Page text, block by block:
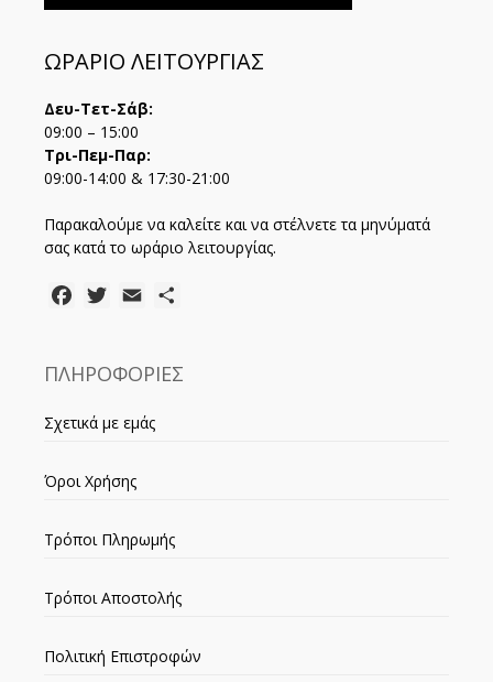
ΩΡΑΡΙΟ ΛΕΙΤΟΥΡΓΙΑΣ
Δευ-Τετ-Σάβ:
09:00 – 15:00
Τρι-Πεμ-Παρ:
09:00-14:00 & 17:30-21:00
Παρακαλούμε να καλείτε και να στέλνετε τα μηνύματά
σας κατά το ωράριο λειτουργίας.
FacebookTwitter
Email
ΠΛΗΡΟΦΟΡΙΕΣ
Σχετικά με εμάς
Όροι Χρήσης
Τρόποι Πληρωμής
Τρόποι Αποστολής
Πολιτική Επιστροφών